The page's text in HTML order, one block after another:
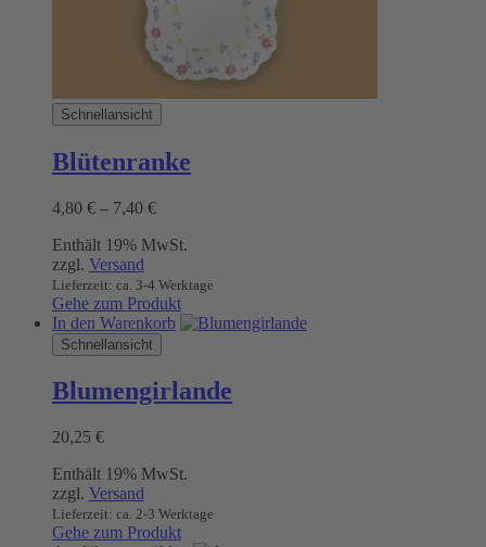
Schnellansicht
Blütenranke
4,80 € – 7,40 €Preisspanne:
bis
Enthält 19% MwSt.
zzgl. Versand
Lieferzeit: ca. 3-4 Werktage
Gehe zum Produkt
In den Warenkorb
Schnellansicht
Blumengirlande
20,25 €
Enthält 19% MwSt.
zzgl. Versand
Lieferzeit: ca. 2-3 Werktage
Gehe zum Produkt